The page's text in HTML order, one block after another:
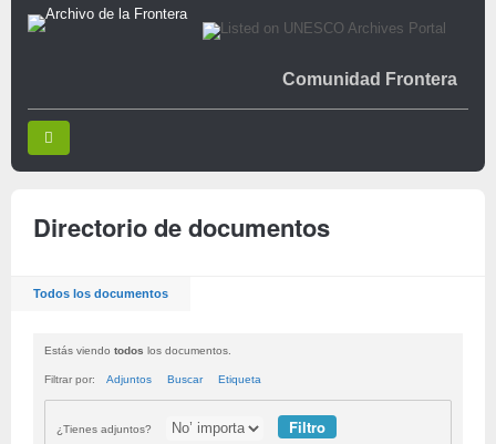
Comunidad Frontera
Directorio de documentos
Todos los documentos
Estás viendo todos los documentos.
Filtrar por: Adjuntos Buscar Etiqueta
¿Tienes adjuntos?